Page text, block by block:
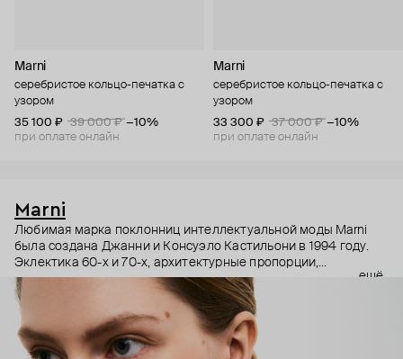
Marni
серебристое кольцо-печатка с
узором
35 100 ₽
39 000 ₽ −10%
при оплате онлайн
Marni
серебристое кольцо-печатка с
узором
33 300 ₽
37 000 ₽ −10%
при оплате онлайн
Marni
Любимая марка поклонниц интеллектуальной моды Marni
была создана Джанни и Консуэло Кастильони в 1994 году.
Эклектика 60-х и 70-х, архитектурные пропорции,
необычный взгляд на простые силуэты и, разумеется,
заметные украшения – Дом Marni уже двадцать лет верен
своему неподражаемому почерку, а коллаборации с
молодыми художниками привносят в него новые штрихи.
ещё